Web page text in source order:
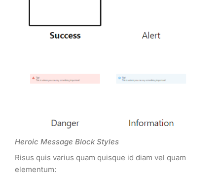
Heroic Message Block Styles
Risus quis varius quam quisque id diam vel quam
elementum: